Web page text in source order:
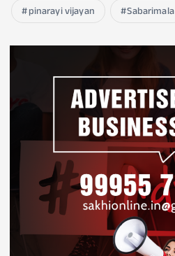
pinarayi vijayan
Sabarimala